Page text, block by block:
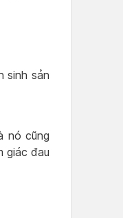
sinh sản
nó cũng
giác đau